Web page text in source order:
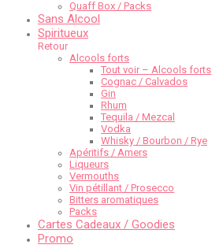
Quaff Box / Packs
Sans Alcool
Spiritueux
Retour
Alcools forts
Tout voir – Alcools forts
Cognac / Calvados
Gin
Rhum
Tequila / Mezcal
Vodka
Whisky / Bourbon / Rye
Apéritifs / Amers
Liqueurs
Vermouths
Vin pétillant / Prosecco
Bitters aromatiques
Packs
Cartes Cadeaux / Goodies
Promo